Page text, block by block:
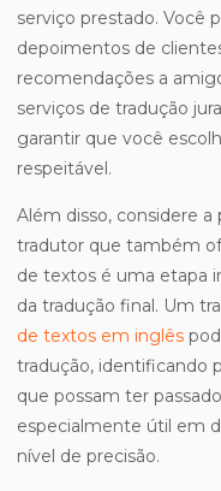
serviço prestado. Você
depoimentos de
recomendações a
serviços de tradução
garantir que você
respeitável.
Além disso, considere
tradutor que também
de textos é uma etapa
da tradução final. Um
de textos em inglês
tradução, identificando
que possam ter
especialmente útil em
nível de precisão.